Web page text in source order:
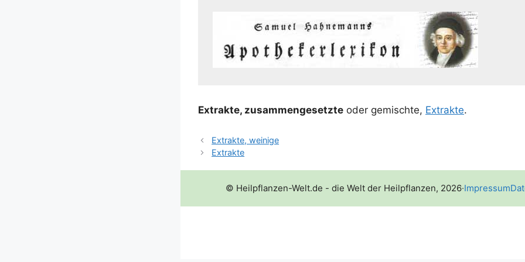
Extrak­te, zusam­men­ge­setz­te oder gemisch­te, Extrak­te.
Extrakte, weinige
Extrakte
© Heilpflanzen-Welt.de - die Welt der Heilpflanzen, 2026·Impressum